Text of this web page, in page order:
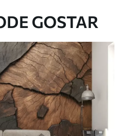
de parede.
de parede
GOSTAR